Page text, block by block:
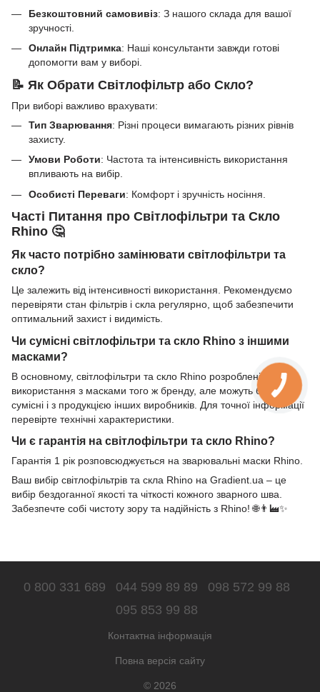
Безкоштовний самовивіз: З нашого склада для вашої
зручності.
Онлайн Підтримка: Наші консультанти завжди готові
допомогти вам у виборі.
📝 Як Обрати Світлофільтр або Скло?
При виборі важливо врахувати:
Тип Зварювання: Різні процеси вимагають різних рівнів
захисту.
Умови Роботи: Частота та інтенсивність використання
впливають на вибір.
Особисті Переваги: Комфорт і зручність носіння.
Часті Питання про Світлофільтри та Скло
Rhino 🤔
Як часто потрібно замінювати світлофільтри та
скло?
Це залежить від інтенсивності використання. Рекомендуємо
перевіряти стан фільтрів і скла регулярно, щоб забезпечити
оптимальний захист і видимість.
Чи сумісні світлофільтри та скло Rhino з іншими
масками?
В основному, світлофільтри та скло Rhino розроблені для
використання з масками того ж бренду, але можуть бути
сумісні і з продукцією інших виробників. Для точної інформації
перевірте технічні характеристики.
Чи є гарантія на світлофільтри та скло Rhino?
Гарантія 1 рік розповсюджується на зварювальні маски Rhino.
Ваш вибір світлофільтрів та скла Rhino на Gradient.ua – це
вибір бездоганної якості та чіткості кожного зварного шва.
Забезпечте собі чистоту зору та надійність з Rhino! 🌐👨‍🏭✨
0 800 331 689 044 599 89 89
098 572 99 88
095 853 99 88
Контактна інформація
Повна версія сайту
© 2026